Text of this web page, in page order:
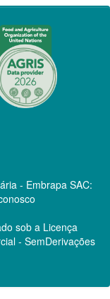
- Embrapa SAC:
sob a Licença
- SemDerivações